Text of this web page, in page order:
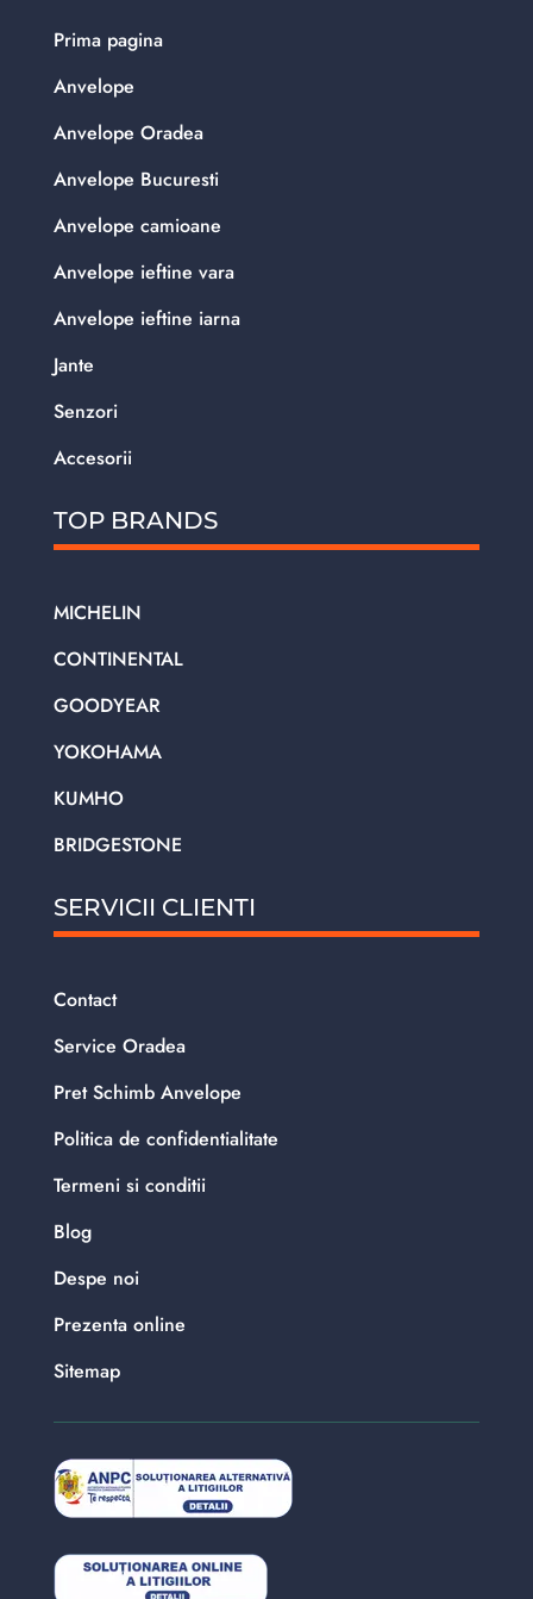
Prima pagina
Anvelope
Anvelope Oradea
Anvelope Bucuresti
Anvelope camioane
Anvelope ieftine vara
Anvelope ieftine iarna
Jante
Senzori
Accesorii
TOP BRANDS
MICHELIN
CONTINENTAL
GOODYEAR
YOKOHAMA
KUMHO
BRIDGESTONE
SERVICII CLIENTI
Contact
Service Oradea
Pret Schimb Anvelope
Politica de confidentialitate
Termeni si conditii
Blog
Despe noi
Prezenta online
Sitemap